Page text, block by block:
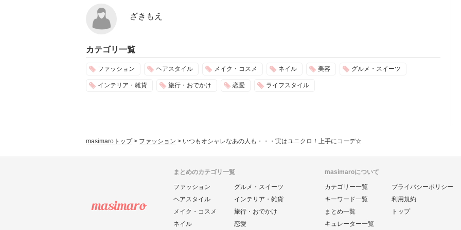
ざきもえ
カテゴリ一覧
ファッション ヘアスタイル メイク・コスメ ネイル 美容 グルメ・スイーツ
インテリア・雑貨 旅行・おでかけ 恋愛 ライフスタイル
masimaroトップ> ファッション > いつもオシャレなあの人も・・・実はユニクロ！上手にコーデ☆
まとめのカテゴリ一覧
ファッション
ヘアスタイル
メイク・コスメ
ネイル
グルメ・スイーツ
インテリア・雑貨
旅行・おでかけ
恋愛
masimaroについて
カテゴリー一覧
キーワード一覧
まとめ一覧
キュレーター一覧
プライバシーポリシー
利用規約
トップ